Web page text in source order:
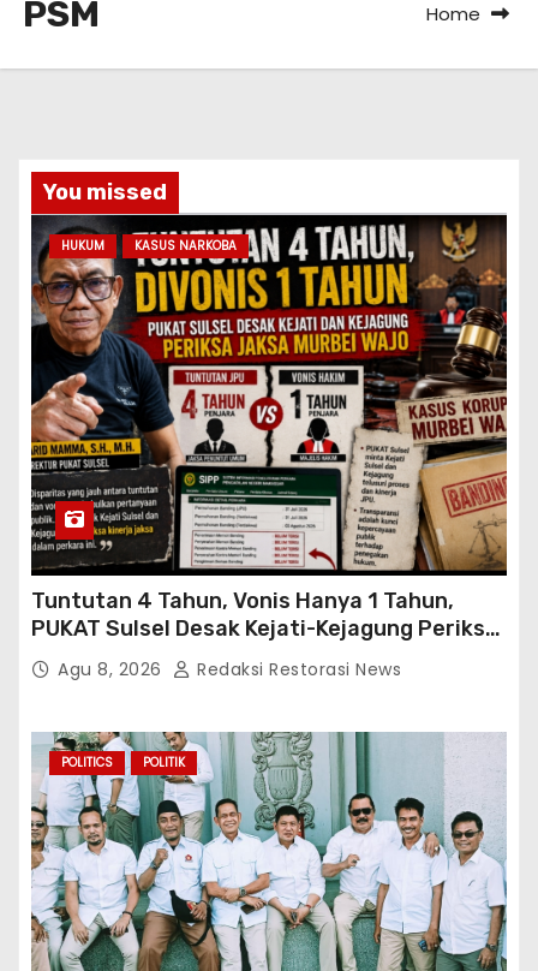
PSM Home
You missed
HUKUM KASUS NARKOBA
Tuntutan 4 Tahun, Vonis Hanya 1 Tahun,
PUKAT Sulsel Desak Kejati-Kejagung Periksa
JPU Murbei Wajo
Agu 8, 2026 Redaksi Restorasi News
POLITICS POLITIK